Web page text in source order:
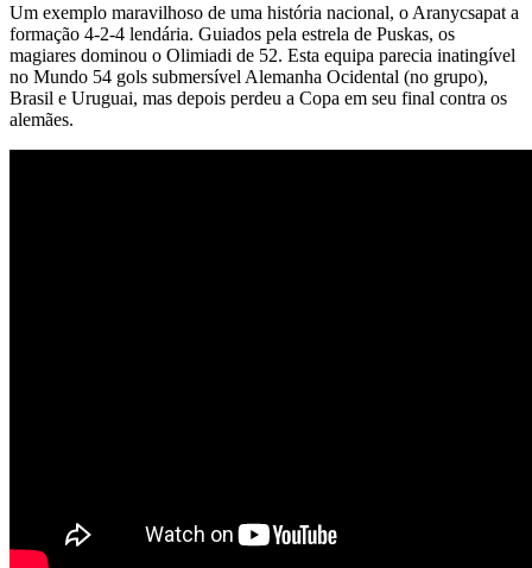
Um exemplo maravilhoso de uma história nacional, o Aranycsapat a
formação 4-2-4 lendária. Guiados pela estrela de Puskas, os
magiares dominou o Olimiadi de 52. Esta equipa parecia inatingível
no Mundo 54 gols submersível Alemanha Ocidental (no grupo),
Brasil e Uruguai, mas depois perdeu a Copa em seu final contra os
alemães.